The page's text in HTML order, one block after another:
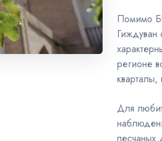
Помимо
Гиждуван
регионе
Для